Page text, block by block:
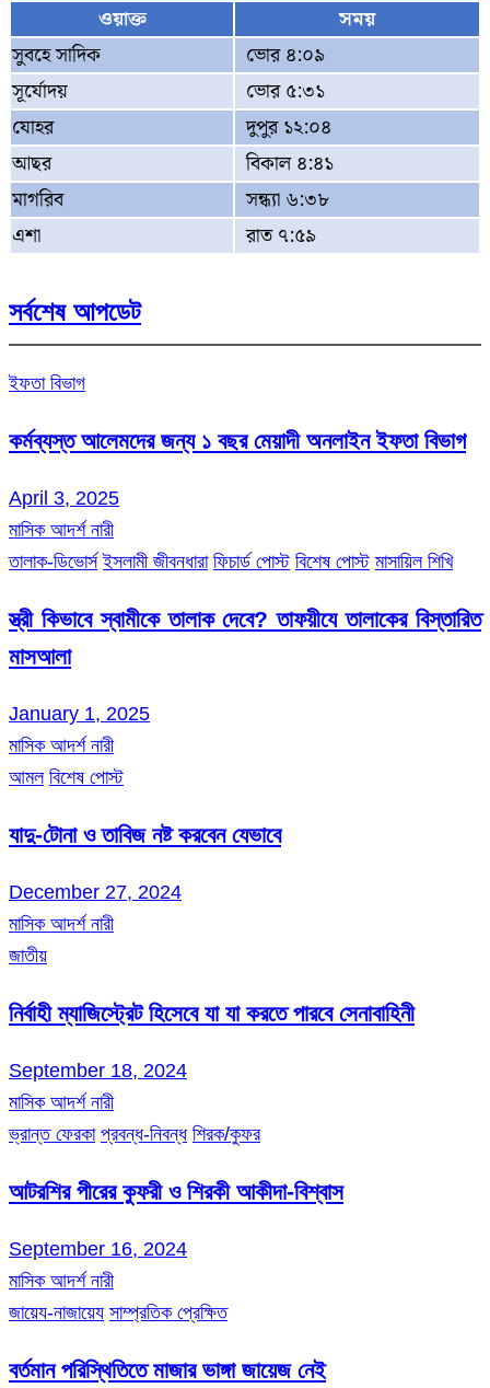
ওয়াক্ত
সময়
সুবহে সাদিক
ভোর ৪:০৯
সূর্যোদয়
ভোর ৫:৩১
যোহর
দুপুর ১২:০৪
আছর
বিকাল ৪:৪১
মাগরিব
সন্ধ্যা ৬:৩৮
এশা
রাত ৭:৫৯
সর্বশেষ আপডেট
ইফতা বিভাগ
কর্মব্যস্ত আলেমদের জন্য ১ বছর মেয়াদী অনলাইন ইফতা বিভাগ
April 3, 2025
মাসিক আদর্শ নারী
তালাক-ডিভোর্স ইসলামী জীবনধারা ফিচার্ড পোস্ট বিশেষ পোস্ট মাসায়িল শিখি
স্ত্রী কিভাবে স্বামীকে তালাক দেবে? তাফয়ীযে তালাকের বিস্তারিত
মাসআলা
January 1, 2025
মাসিক আদর্শ নারী
আমল বিশেষ পোস্ট
যাদু-টোনা ও তাবিজ নষ্ট করবেন যেভাবে
December 27, 2024
মাসিক আদর্শ নারী
জাতীয়
নির্বাহী ম্যাজিস্ট্রেট হিসেবে যা যা করতে পারবে সেনাবাহিনী
September 18, 2024
মাসিক আদর্শ নারী
ভ্রান্ত ফেরকা প্রবন্ধ-নিবন্ধ শিরক/কুফর
আটরশির পীরের কুফরী ও শিরকী আকীদা-বিশ্বাস
September 16, 2024
মাসিক আদর্শ নারী
জায়েয-নাজায়েয সাম্প্রতিক প্রেক্ষিত
বর্তমান পরিস্থিতিতে মাজার ভাঙ্গা জায়েজ নেই